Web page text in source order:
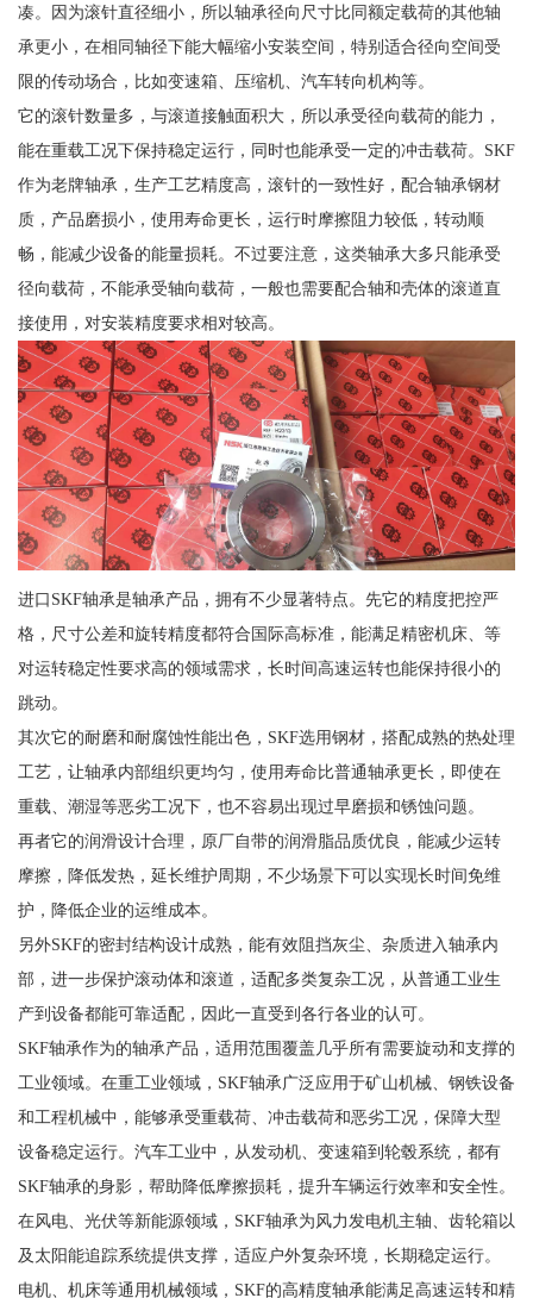
凑。因为滚针直径细小，所以轴承径向尺寸比同额定载荷的其他轴
承更小，在相同轴径下能大幅缩小安装空间，特别适合径向空间受
限的传动场合，比如变速箱、压缩机、汽车转向机构等。
它的滚针数量多，与滚道接触面积大，所以承受径向载荷的能力，
能在重载工况下保持稳定运行，同时也能承受一定的冲击载荷。SKF
作为老牌轴承，生产工艺精度高，滚针的一致性好，配合轴承钢材
质，产品磨损小，使用寿命更长，运行时摩擦阻力较低，转动顺
畅，能减少设备的能量损耗。不过要注意，这类轴承大多只能承受
径向载荷，不能承受轴向载荷，一般也需要配合轴和壳体的滚道直
接使用，对安装精度要求相对较高。
进口SKF轴承是轴承产品，拥有不少显著特点。先它的精度把控严
格，尺寸公差和旋转精度都符合国际高标准，能满足精密机床、等
对运转稳定性要求高的领域需求，长时间高速运转也能保持很小的
跳动。
其次它的耐磨和耐腐蚀性能出色，SKF选用钢材，搭配成熟的热处理
工艺，让轴承内部组织更均匀，使用寿命比普通轴承更长，即使在
重载、潮湿等恶劣工况下，也不容易出现过早磨损和锈蚀问题。
再者它的润滑设计合理，原厂自带的润滑脂品质优良，能减少运转
摩擦，降低发热，延长维护周期，不少场景下可以实现长时间免维
护，降低企业的运维成本。
另外SKF的密封结构设计成熟，能有效阻挡灰尘、杂质进入轴承内
部，进一步保护滚动体和滚道，适配多类复杂工况，从普通工业生
产到设备都能可靠适配，因此一直受到各行各业的认可。
SKF轴承作为的轴承产品，适用范围覆盖几乎所有需要旋动和支撑的
工业领域。在重工业领域，SKF轴承广泛应用于矿山机械、钢铁设备
和工程机械中，能够承受重载荷、冲击载荷和恶劣工况，保障大型
设备稳定运行。汽车工业中，从发动机、变速箱到轮毂系统，都有
SKF轴承的身影，帮助降低摩擦损耗，提升车辆运行效率和安全性。
在风电、光伏等新能源领域，SKF轴承为风力发电机主轴、齿轮箱以
及太阳能追踪系统提供支撑，适应户外复杂环境，长期稳定运行。
电机、机床等通用机械领域，SKF的高精度轴承能满足高速运转和精